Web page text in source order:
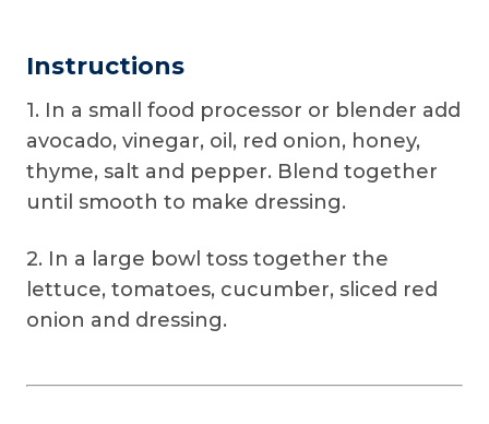
Instructions
1. In a small food processor or blender add
avocado, vinegar, oil, red onion, honey,
thyme, salt and pepper. Blend together
until smooth to make dressing.
2. In a large bowl toss together the
lettuce, tomatoes, cucumber, sliced red
onion and dressing.